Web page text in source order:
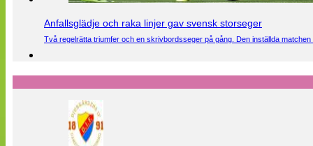
Anfallsglädje och raka linjer gav svensk storseger
Två regelrätta triumfer och en skrivbordsseger på gång. Den inställda